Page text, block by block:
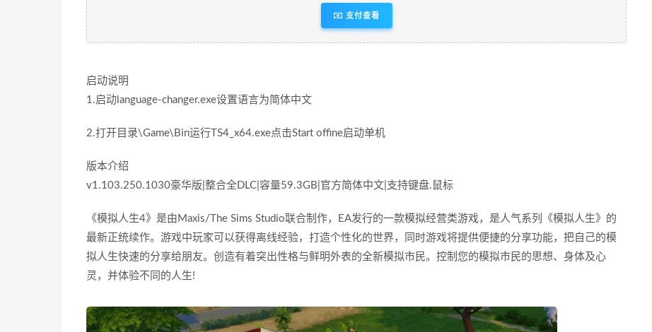
支付查看
启动说明
1.启动language-changer.exe设置语言为简体中文
2.打开目录\Game\Bin运行TS4_x64.exe点击Start offine启动单机
版本介绍
v1.103.250.1030豪华版|整合全DLC|容量59.3GB|官方简体中文|支持键盘.鼠标
《模拟人生4》是由Maxis/The Sims Studio联合制作，EA发行的一款模拟经营类游戏，是人气系列《模拟人生》的
最新正统续作。游戏中玩家可以获得离线经验，打造个性化的世界，同时游戏将提供便捷的分享功能，把自己的模
拟人生快速的分享给朋友。创造有着突出性格与鲜明外表的全新模拟市民。控制您的模拟市民的思想、身体及心
灵，并体验不同的人生!